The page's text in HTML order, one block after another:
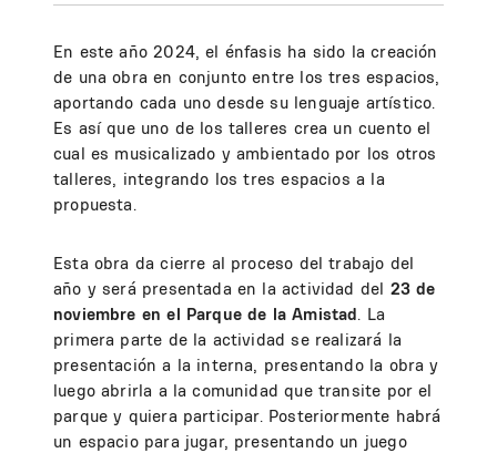
En este año 2024, el énfasis ha sido la creación
de una obra en conjunto entre los tres espacios,
aportando cada uno desde su lenguaje artístico.
Es así que uno de los talleres crea un cuento el
cual es musicalizado y ambientado por los otros
talleres, integrando los tres espacios a la
propuesta.
Esta obra da cierre al proceso del trabajo del
año y será presentada en la actividad del 23 de
noviembre en el Parque de la Amistad. La
primera parte de la actividad se realizará la
presentación a la interna, presentando la obra y
luego abrirla a la comunidad que transite por el
parque y quiera participar. Posteriormente habrá
un espacio para jugar, presentando un juego